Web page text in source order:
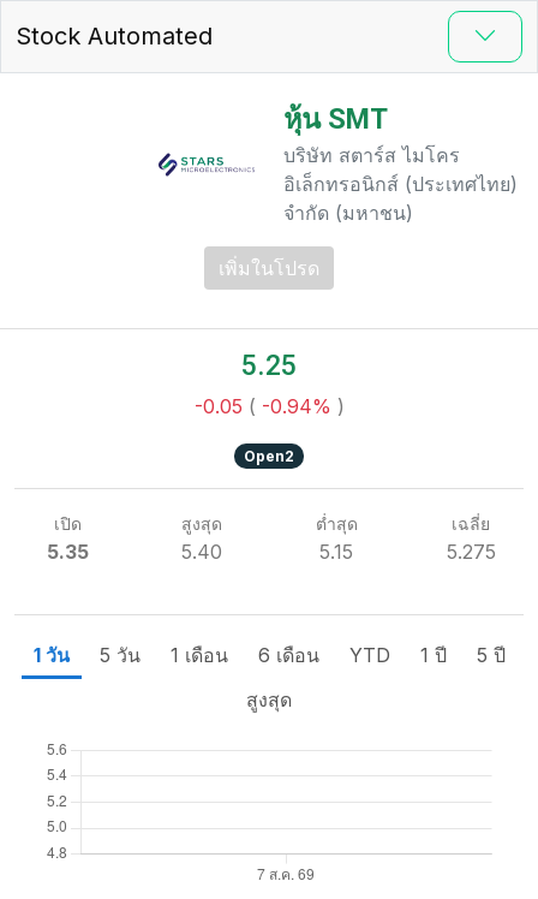
Stock Automated
หุ้น SMT
บริษัท สตาร์ส ไมโคร
อิเล็กทรอนิกส์ (ประเทศไทย)
จำกัด (มหาชน)
เพิ่มในโปรด
5.25
-0.05 ( -0.94% )
Open2
เปิด
5.35
สูงสุด
5.40
ต่ำสุด
5.15
เฉลี่ย
5.275
1 วัน 5 วัน 1 เดือน 6 เดือน YTD 1 ปี
5 ปี
สูงสุด